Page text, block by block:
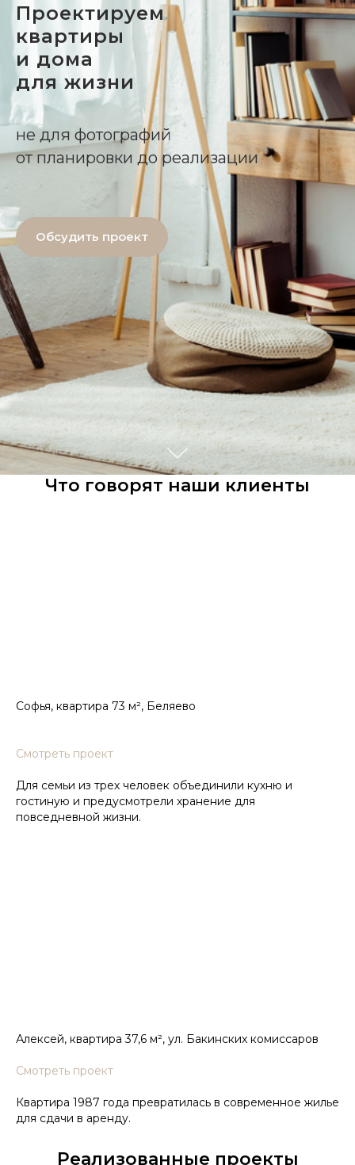
Проектируем
квартиры
и дома
для жизни
не для фотографий
от планировки до реализации
Обсудить проект
Что говорят наши клиенты
Софья, квартира 73 м², Беляево
Смотреть проект
Для семьи из трех человек объединили кухню и
гостиную и предусмотрели хранение для
повседневной жизни.
Алексей, квартира 37,6 м², ул. Бакинских комиссаров
Смотреть проект
Квартира 1987 года превратилась в современное жилье
для сдачи в аренду.
Реализованные проекты